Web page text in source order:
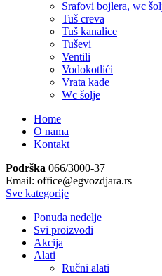
Srafovi bojlera, wc
Tuš creva
Tuš kanalice
Tuševi
Ventili
Vodokotlići
Vrata kade
Wc šolje
Home
O nama
Kontakt
Podrška 066/3000-37
Email: office@egvozdjara.rs
Sve kategorije
Ponuda nedelje
Svi proizvodi
Akcija
Alati
Ručni alati